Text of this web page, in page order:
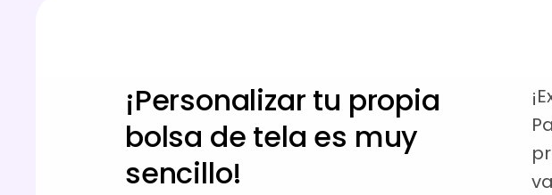
¡Personalizar tu propia
bolsa de tela es muy
sencillo!